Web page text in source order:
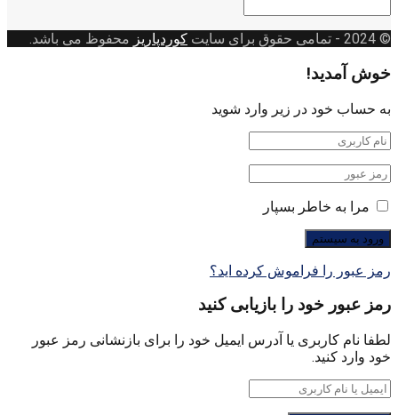
© 2024
- تمامی حقوق برای سایت کوردپاریز محفوظ می باشد.
خوش آمدید!
به حساب خود در زیر وارد شوید
مرا به خاطر بسپار
رمز عبور را فراموش کرده اید؟
رمز عبور خود را بازیابی کنید
لطفا نام کاربری یا آدرس ایمیل خود را برای بازنشانی رمز عبور
خود وارد کنید.